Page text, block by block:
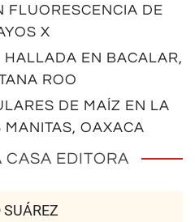
FLUORESCENCIA DE
X
HALLADA EN BACALAR,
ROO
DE MAÍZ EN LA
MANITAS, OAXACA
CASA EDITORA
SUÁREZ